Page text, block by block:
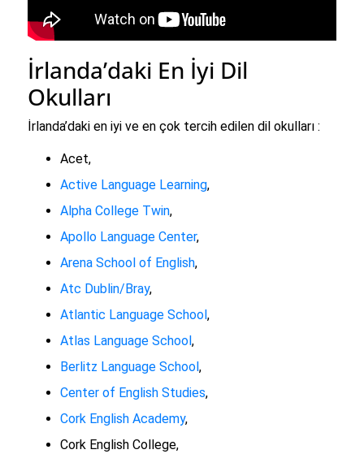
İrlanda’daki En İyi Dil
Okulları
İrlanda’daki en iyi ve en çok tercih edilen dil okulları :
Acet,
Active Language Learning,
Alpha College Twin,
Apollo Language Center,
Arena School of English,
Atc Dublin/Bray,
Atlantic Language School ,
Atlas Language School ,
Berlitz Language School ,
Center of English Studies,
Cork English Academy,
Cork English College,